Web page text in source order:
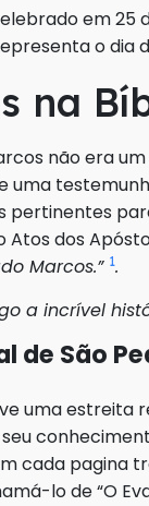
em
o dia
na
não era
uma
pertinentes
dos
Marcos.” 1.
a incrível
de São
uma estreita
seu
cada pagina
lo de “O